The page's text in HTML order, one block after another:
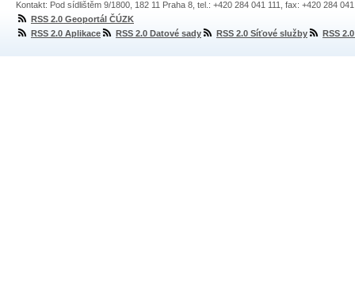
Kontakt: Pod sídlištěm 9/1800, 182 11 Praha 8, tel.: +420 284 041 111, fax: +420 284
RSS 2.0 Geoportál ČÚZK
RSS 2.0 Aplikace
RSS 2.0 Datové sady RSS 2.0 Síťové služby RSS